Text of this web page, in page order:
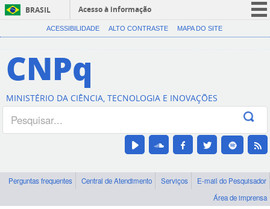
BRASIL
Acesso à informação
CORONAVÍRUS (COVID-19)
Canais
ACESSIBILIDADE ALTO CONTRASTE MAPA DO SITE
CNPq
MINISTÉRIO DA CIÊNCIA, TECNOLOGIA E INOVAÇÕES
Perguntas frequentes Central de Atendimento Serviços
E-mail do Pesquisador
Área de imprensa